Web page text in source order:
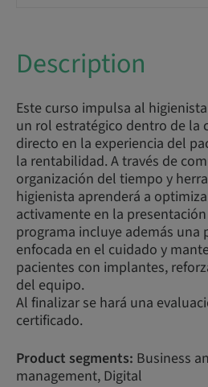
Description
Este curso impulsa al
un rol estratégico dentro de la
directo en la experiencia del
la rentabilidad. A través de
organización del tiempo y
higienista aprenderá a
activamente en la
programa incluye además una
enfocada en el cuidado y
pacientes con implantes,
del equipo.
Al finalizar se hará una
certificado.
Product segments: Business
management, Digital